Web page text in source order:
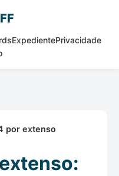
ExpedientePrivacidade
por extenso